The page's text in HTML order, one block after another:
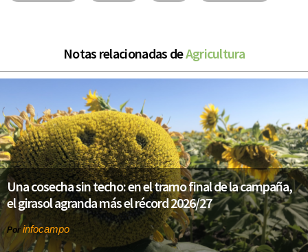
Notas relacionadas deAgricultura
Una cosecha sin techo: en el tramo final de la campaña,
el girasol agranda más el récord 2026/27
Por infocampo